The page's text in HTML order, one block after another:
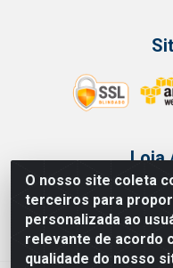
O nosso site coleta
terceiros para
personalizada ao
relevante de acordo
qualidade do nosso
Loja
Av Vautier,